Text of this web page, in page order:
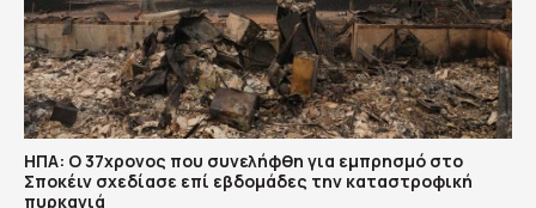
ΗΠΑ: Ο 37χρονος που συνελήφθη για εμπρησμό στο
Σποκέιν σχεδίασε επί εβδομάδες την καταστροφική
πυρκαγιά